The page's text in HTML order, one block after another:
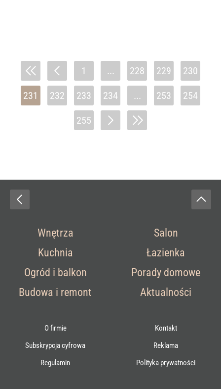
1 ... 228 229 230
231 232 233 234 ... 253 254
255
Wnętrza
Salon
Kuchnia
Łazienka
Ogród i balkon
Porady domowe
Budowa i remont
Aktualności
O firmie
Kontakt
Subskrypcja cyfrowa
Reklama
Regulamin
Polityka prywatności